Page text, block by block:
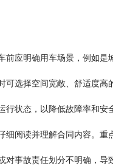
应明确用车场景，例如
选择空间宽敞、舒适度
状态，以降低故障率和安
阅读并理解合同内容。
事故责任划分不明确，